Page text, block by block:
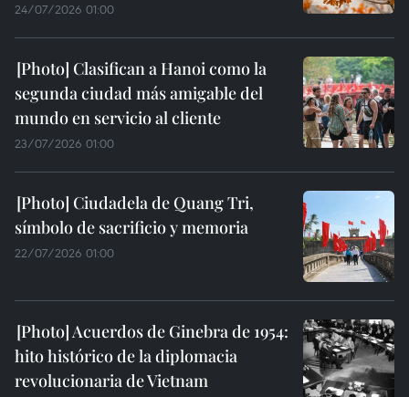
24/07/2026 01:00
Clasifican a Hanoi como la
segunda ciudad más amigable del
mundo en servicio al cliente
23/07/2026 01:00
Ciudadela de Quang Tri,
símbolo de sacrificio y memoria
22/07/2026 01:00
Acuerdos de Ginebra de 1954:
hito histórico de la diplomacia
revolucionaria de Vietnam